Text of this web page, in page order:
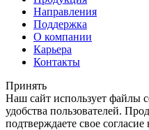
Направления
Поддержка
О компании
Карьера
Контакты
Принять
Наш сайт использует файлы
удобства пользователей.
подтверждаете свое